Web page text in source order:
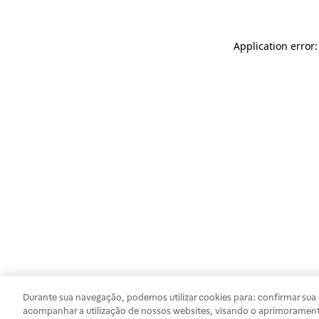
Application
Durante sua navegação, podemos utilizar cookies para: confirmar
acompanhar a utilização de nossos websites, visando o